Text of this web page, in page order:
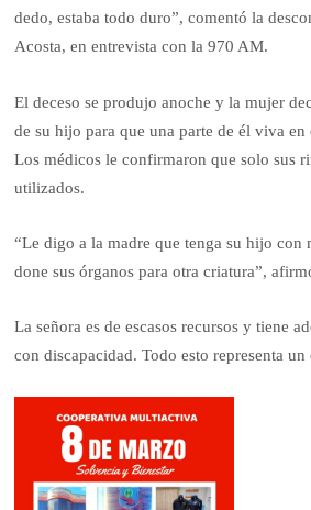
dedo, estaba todo duro”, comentó la
Acosta, en entrevista con la 970 AM.
El deceso se produjo anoche y la mujer
de su hijo para que una parte de él viva
Los médicos le confirmaron que solo sus
utilizados.
“Le digo a la madre que tenga su hijo con
done sus órganos para otra criatura”,
La señora es de escasos recursos y tiene
con discapacidad. Todo esto representa un